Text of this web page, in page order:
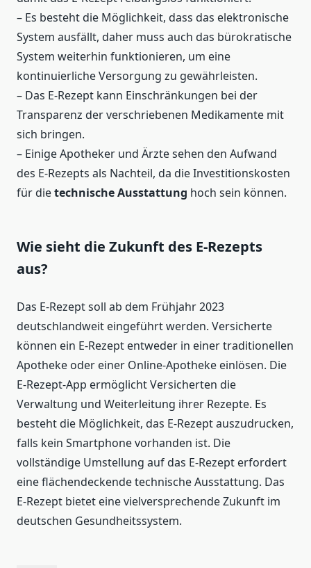
– Es besteht die Möglichkeit, dass das elektronische
System ausfällt, daher muss auch das bürokratische
System weiterhin funktionieren, um eine
kontinuierliche Versorgung zu gewährleisten.
– Das E-Rezept kann Einschränkungen bei der
Transparenz der verschriebenen Medikamente mit
sich bringen.
– Einige Apotheker und Ärzte sehen den Aufwand
des E-Rezepts als Nachteil, da die Investitionskosten
für dietechnische Ausstattung hoch sein können.
Wie sieht die Zukunft des E-Rezepts
aus?
Das E-Rezept soll ab dem Frühjahr 2023
deutschlandweit eingeführt werden. Versicherte
können ein E-Rezept entweder in einer traditionellen
Apotheke oder einer Online-Apotheke einlösen. Die
E-Rezept-App ermöglicht Versicherten die
Verwaltung und Weiterleitung ihrer Rezepte. Es
besteht die Möglichkeit, das E-Rezept auszudrucken,
falls kein Smartphone vorhanden ist. Die
vollständige Umstellung auf das E-Rezept erfordert
eine flächendeckende technische Ausstattung. Das
E-Rezept bietet eine vielversprechende Zukunft im
deutschen Gesundheitssystem.